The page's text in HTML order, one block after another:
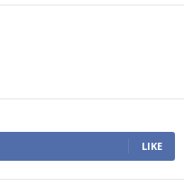
LIKE